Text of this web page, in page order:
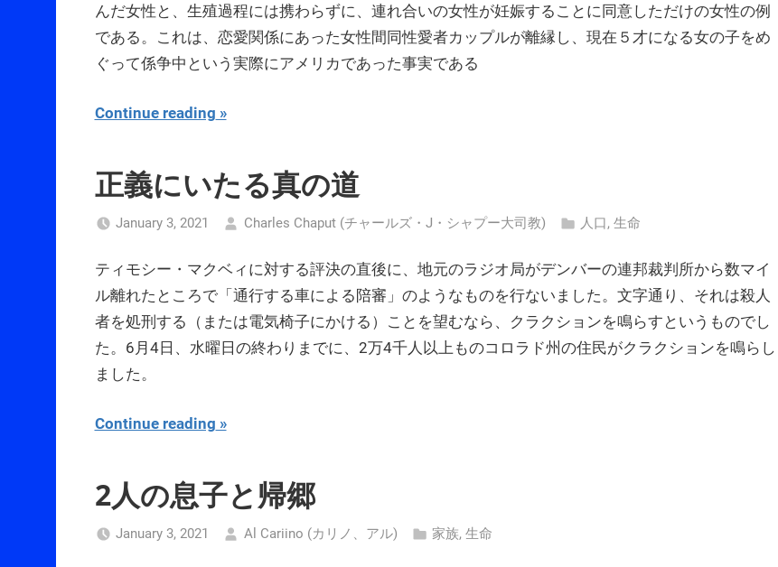
んだ女性と、生殖過程には携わらずに、連れ合いの女性が妊娠することに同意しただけの女性の例
である。これは、恋愛関係にあった女性間同性愛者カップルが離縁し、現在５才になる女の子をめ
ぐって係争中という実際にアメリカであった事実である
Continue reading
正義にいたる真の道
January 3, 2021 Charles Chaput (チャールズ・J・シャプー大司教) 人口, 生命
ティモシー・マクベィに対する評決の直後に、地元のラジオ局がデンバーの連邦裁判所から数マイ
ル離れたところで「通行する車による陪審」のようなものを行ないました。文字通り、それは殺人
者を処刑する（または電気椅子にかける）ことを望むなら、クラクションを鳴らすというものでし
た。6月4日、水曜日の終わりまでに、2万4千人以上ものコロラド州の住民がクラクションを鳴らし
ました。
Continue reading
2人の息子と帰郷
January 3, 2021 Al Cariino (カリノ、アル) 家族, 生命